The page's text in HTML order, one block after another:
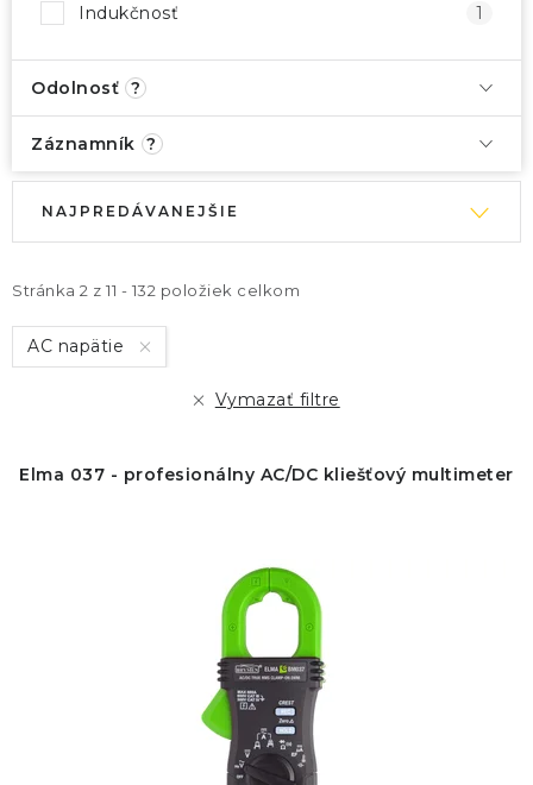
Indukčnosť 1
Odolnosť ?
Záznamník ?
i
s
p
d
Stránka 2 z 11 - 132 položiek celkom
e
n
i
r
NAJPREDÁVANEJŠIE
AC napätie
Vymazať filtre
Elma 037 - profesionálny AC/DC kliešťový multimeter